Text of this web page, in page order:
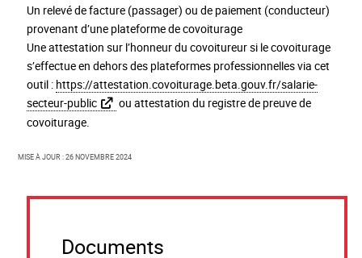
Un relevé de facture (passager) ou de paiement (conducteur)
provenant d’une plateforme de covoiturage
Une attestation sur l’honneur du covoitureur si le covoiturage
s’effectue en dehors des plateformes professionnelles via cet
outil : https://attestation.covoiturage.beta.gouv.fr/salarie-
secteur-public
ou attestation du registre de preuve de
covoiturage.
Mise à jour : 26 novembre 2024
Documents